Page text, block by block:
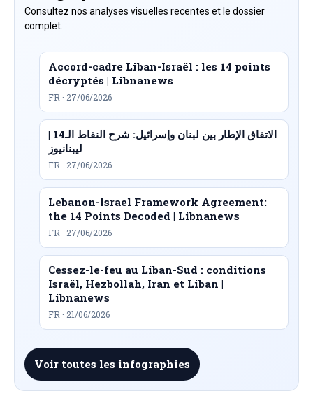
Consultez nos analyses visuelles recentes et le dossier
complet.
Accord-cadre Liban-Israël : les 14 points
décryptés | Libnanews
FR · 27/06/2026
الاتفاق الإطار بين لبنان وإسرائيل: شرح النقاط الـ14 |
ليبنانيوز
FR · 27/06/2026
Lebanon-Israel Framework Agreement:
the 14 Points Decoded | Libnanews
FR · 27/06/2026
Cessez-le-feu au Liban-Sud : conditions
Israël, Hezbollah, Iran et Liban |
Libnanews
FR · 21/06/2026
Voir toutes les infographies